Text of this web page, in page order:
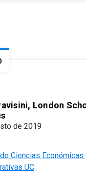
London
de 2019
Ciencias Económicas
UC